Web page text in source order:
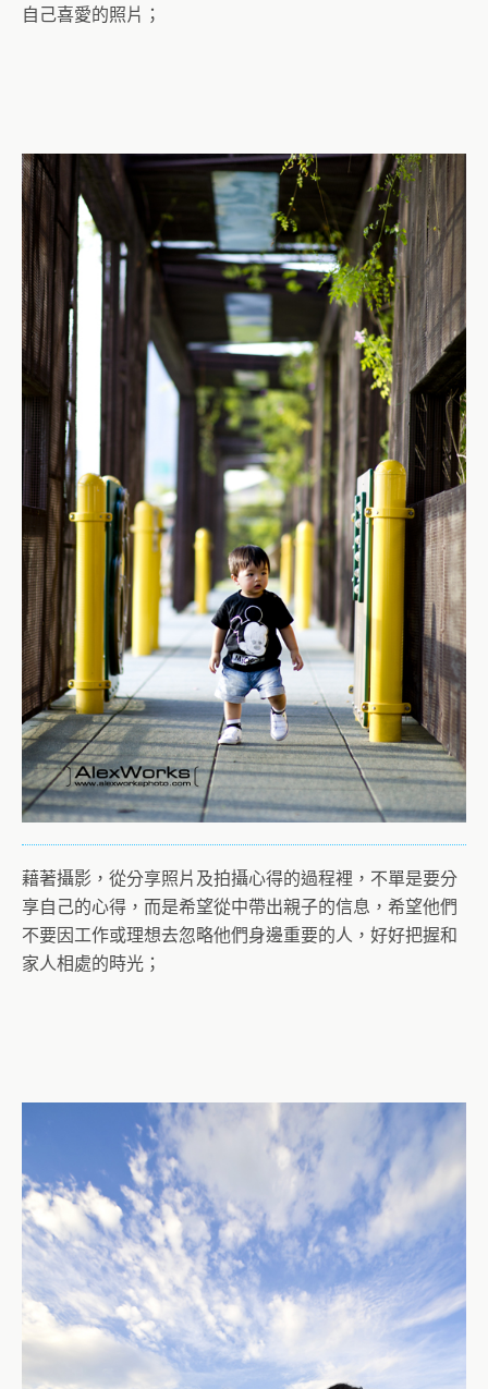
自己喜愛的照片；
藉著攝影，從分享照片及拍攝心得的過程裡，不單是要分
享自己的心得，而是希望從中帶出親子的信息，希望他們
不要因工作或理想去忽略他們身邊重要的人，好好把握和
家人相處的時光；